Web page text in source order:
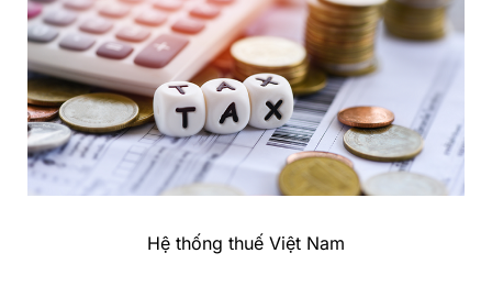
Hệ thống thuế Việt Nam